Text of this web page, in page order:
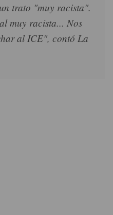
trato "muy racista".
muy racista... Nos
al ICE", contó La